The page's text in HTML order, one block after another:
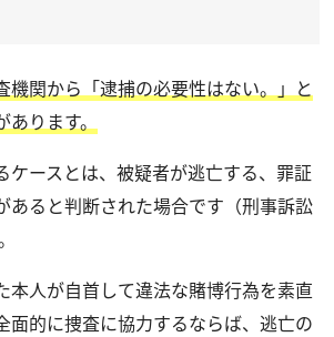
機関から「逮捕の必要性はない。」と
ります。
ケースとは、被疑者が逃亡する、罪証
あると判断された場合です（刑事訴訟
本人が自首して違法な賭博行為を素直
面的に捜査に協力するならば、逃亡の